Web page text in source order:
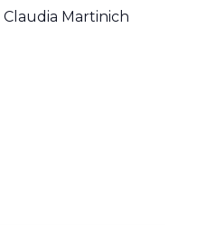
Claudia Martinich